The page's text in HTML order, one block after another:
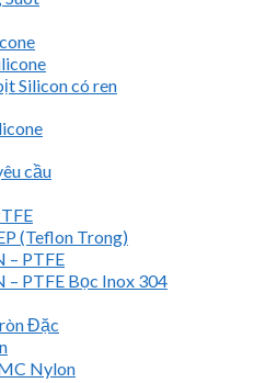
Silicon có ren
cầu
(Teflon Trong)
– PTFE
– PTFE Bọc Inox 304
Đặc
Nylon